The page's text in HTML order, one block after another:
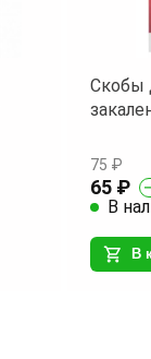
Скобы
75 ₽
65 ₽
В
В